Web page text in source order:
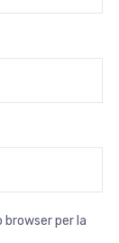
browser per la